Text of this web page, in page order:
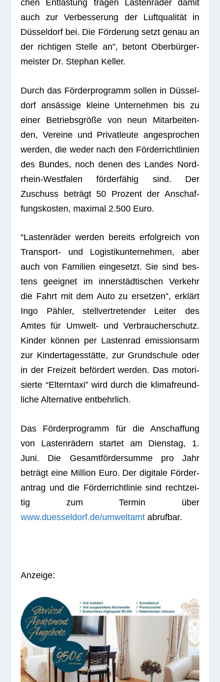
chen Ent­las­tung tra­gen Las­ten­rä­der damit
auch zur Ver­bes­se­rung der Luft­qua­li­tät in
Düs­sel­dorf bei. Die För­de­rung setzt genau an
der rich­ti­gen Stelle an”, betont Ober­bür­ger­
meis­ter Dr. Ste­phan Keller.
Durch das För­der­pro­gramm sol­len in Düs­sel­
dorf ansäs­sige kleine Unter­neh­men bis zu
einer Betriebs­größe von neun Mit­ar­bei­ten­
den, Ver­eine und Pri­vat­leute ange­spro­chen
wer­den, die weder nach den För­der­richt­li­nien
des Bun­des, noch denen des Lan­des Nord­
rhein-West­fa­len för­der­fä­hig sind. Der
Zuschuss beträgt 50 Pro­zent der Anschaf­
fungs­kos­ten, maxi­mal 2.500 Euro.
“Las­ten­rä­der wer­den bereits erfolg­reich von
Trans­port- und Logis­tik­un­ter­neh­men, aber
auch von Fami­lien ein­ge­setzt. Sie sind bes­
tens geeig­net im inner­städ­ti­schen Ver­kehr
die Fahrt mit dem Auto zu erset­zen”, erklärt
Ingo Päh­ler, stell­ver­tre­ten­der Lei­ter des
Amtes für Umwelt- und Ver­brau­cher­schutz.
Kin­der kön­nen per Las­ten­rad emis­si­ons­arm
zur Kin­der­ta­ges­stätte, zur Grund­schule oder
in der Frei­zeit beför­dert wer­den. Das moto­ri­
sierte “Eltern­taxi” wird durch die kli­ma­freund­
li­che Alter­na­tive entbehrlich.
Das För­der­pro­gramm für die Anschaf­fung
von Las­ten­rä­dern star­tet am Diens­tag, 1.
Juni. Die Gesamt­för­der­summe pro Jahr
beträgt eine Mil­lion Euro. Der digi­tale För­der­
an­trag und die För­der­richt­li­nie sind recht­zei­
tig zum Ter­min über
www.duesseldorf.de/umweltamt abrufbar.
Anzeige: